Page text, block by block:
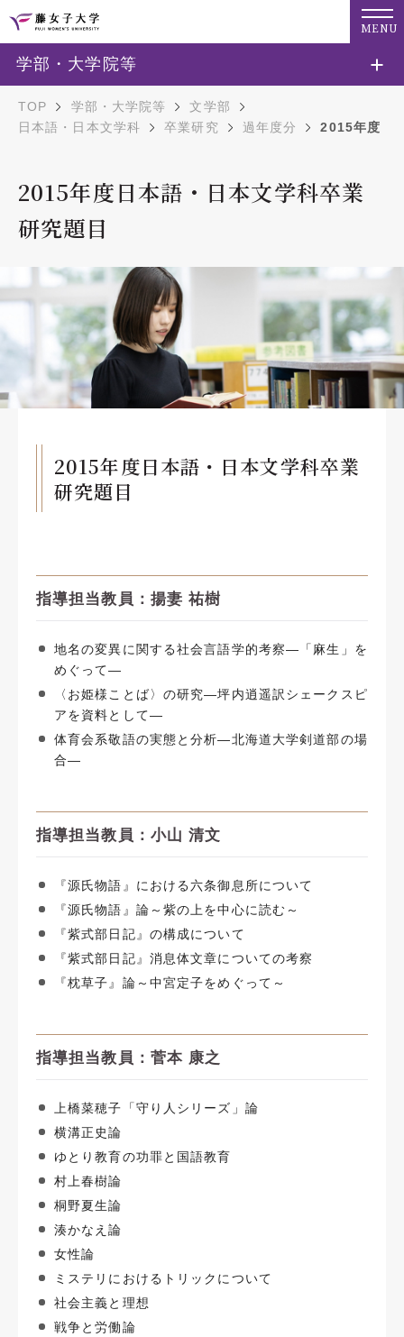
MENU
TOP 学部・大学院等
文学部
日本語・日本文学科
卒業研究 過年度分 2015年度
2015年度日本語・日本文学科卒業
研究題目
2015年度日本語・日本文学科卒業
研究題目
指導担当教員：揚妻 祐樹
地名の変異に関する社会言語学的考察―「麻生」を
めぐって―
〈お姫様ことば〉の研究―坪内逍遥訳シェークスピ
アを資料として―
体育会系敬語の実態と分析―北海道大学剣道部の場
合―
指導担当教員：小山 清文
『源氏物語』における六条御息所について
『源氏物語』論～紫の上を中心に読む～
『紫式部日記』の構成について
『紫式部日記』消息体文章についての考察
『枕草子』論～中宮定子をめぐって～
指導担当教員：菅本 康之
上橋菜穂子「守り人シリーズ」論
横溝正史論
ゆとり教育の功罪と国語教育
村上春樹論
桐野夏生論
湊かなえ論
女性論
ミステリにおけるトリックについて
社会主義と理想
戦争と労働論
学部・大学院等